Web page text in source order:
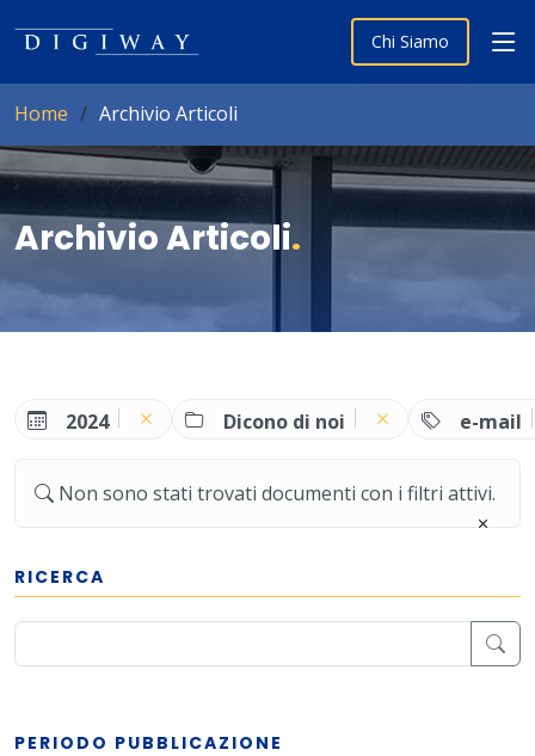
Chi Siamo
Home Archivio Articoli
Archivio Articoli.
2024 Dicono di noi e-mail
Non sono stati trovati documenti con i filtri attivi.
RICERCA
PERIODO PUBBLICAZIONE